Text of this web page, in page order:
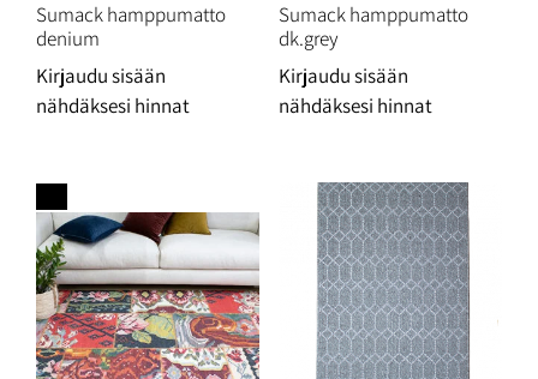
Sumack hamppumatto
denium
Kirjaudu sisään
nähdäksesi hinnat
Sumack hamppumatto
dk.grey
Kirjaudu sisään
nähdäksesi hinnat